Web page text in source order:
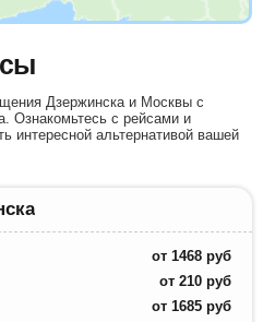
Дзержинска и Москвы с
Ознакомьтесь с рейсами и
интересной альтернативой вашей
от 1468 руб
от 210 руб
от 1685 руб